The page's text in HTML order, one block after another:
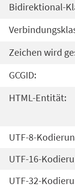
Bidirektional-
Zeichen wird
GCGID:
HTML-Entität:
UTF-8-
UTF-16-
UTF-32-